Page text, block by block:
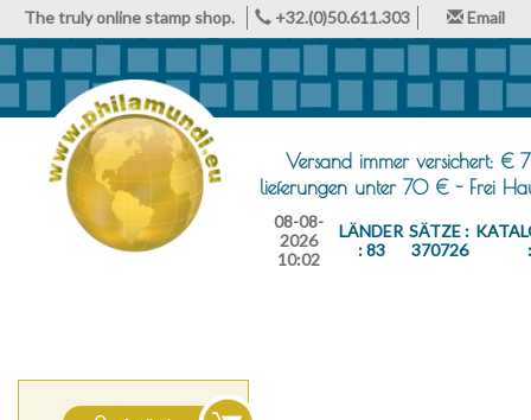
The truly online stamp shop. +32.(0)50.611.303 Email
Versand immer versichert: €
lieferungen unter 70 € - Frei
08-08-
2026
10:02
LÄNDER
: 83
SÄTZE :
370726